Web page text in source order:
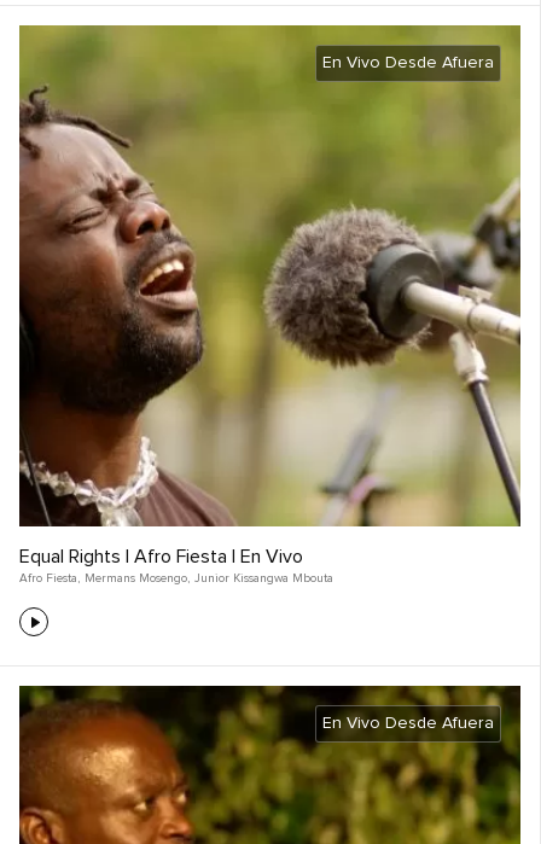
En Vivo Desde Afuera
Equal Rights | Afro Fiesta | En Vivo
Afro Fiesta , Mermans Mosengo, Junior Kissangwa Mbouta
En Vivo Desde Afuera